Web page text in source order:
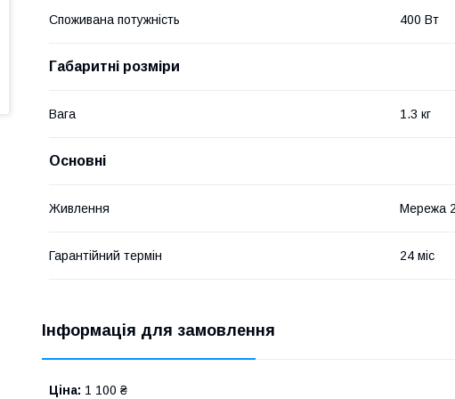
Споживана потужність 400 Вт
Габаритні розміри
Вага 1.3 кг
Основні
Живлення Мережа
Гарантійний термін 24 міс
Інформація для замовлення
Ціна: 1 100 ₴